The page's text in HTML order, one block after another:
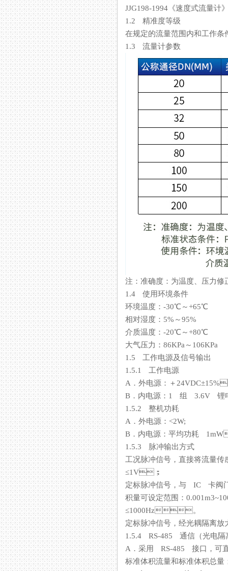
JJG198-1994《速度式流量计
1.2 精准度等级
在规定的流量范围内和工作
1.3 流量计参数
注：准确度：为温度、压
1.4 使用环境条件
环境温度：-30℃～+65℃
相对湿度：5%～95%
介质温度：-20℃～+80℃
大气压力：86KPa～106KPa
1.5 工作电源及信号输出
1.5.1 工作电源
A．外电源：＋24VDC±15%
B．内电源：1 组 3.6V 锂电池
1.5.2 整机功耗
A．外电源：<2W;
B．内电源：平均功耗
1.5.3 脉冲输出方式
工况脉冲信号，直接将流量
≤1V；
定标脉冲信号，与 IC
积量可设定范围：
≤1000Hz。
定标脉冲信号，经光耦隔
1.5.4 RS-485 通信（光电隔离）
A．采用 RS-485 接口，可直
标准体积流量和标准体积总量